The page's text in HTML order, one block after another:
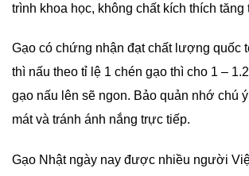
trình khoa học, không chất kích thích tăng
Gạo có chứng nhận đạt chất lượng quốc
thì nấu theo tỉ lệ 1 chén gạo thì cho 1 –
gạo nấu lên sẽ ngon. Bảo quản nhớ chú
mát và tránh ánh nắng trực tiếp.
Gạo Nhật ngày nay được nhiều người